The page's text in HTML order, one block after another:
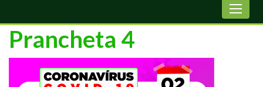
Prancheta 4